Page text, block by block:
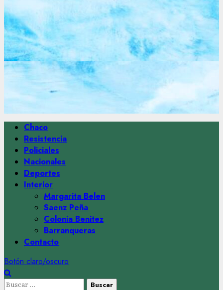
Menú
principal
Chaco
Resistencia
Policiales
Nacionales
Deportes
Interior
Margarita Belen
Saenz Peña
Colonia Benitez
Barranqueras
Contacto
Botón claro/oscuro
Buscar: